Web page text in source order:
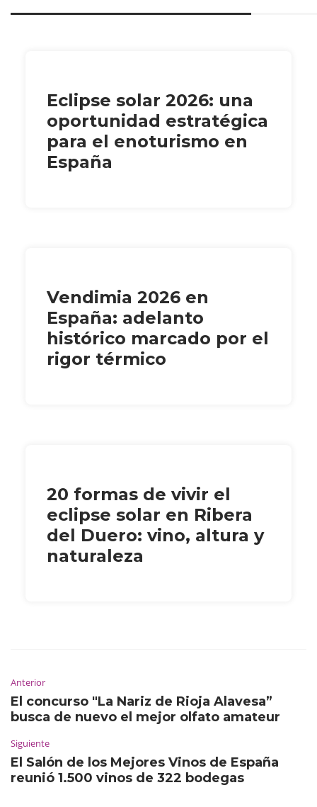
Eclipse solar 2026: una
oportunidad estratégica
para el enoturismo en
España
Vendimia 2026 en
España: adelanto
histórico marcado por el
rigor térmico
20 formas de vivir el
eclipse solar en Ribera
del Duero: vino, altura y
naturaleza
Anterior
El concurso "La Nariz de Rioja Alavesa”
busca de nuevo el mejor olfato amateur
Siguiente
El Salón de los Mejores Vinos de España
reunió 1.500 vinos de 322 bodegas